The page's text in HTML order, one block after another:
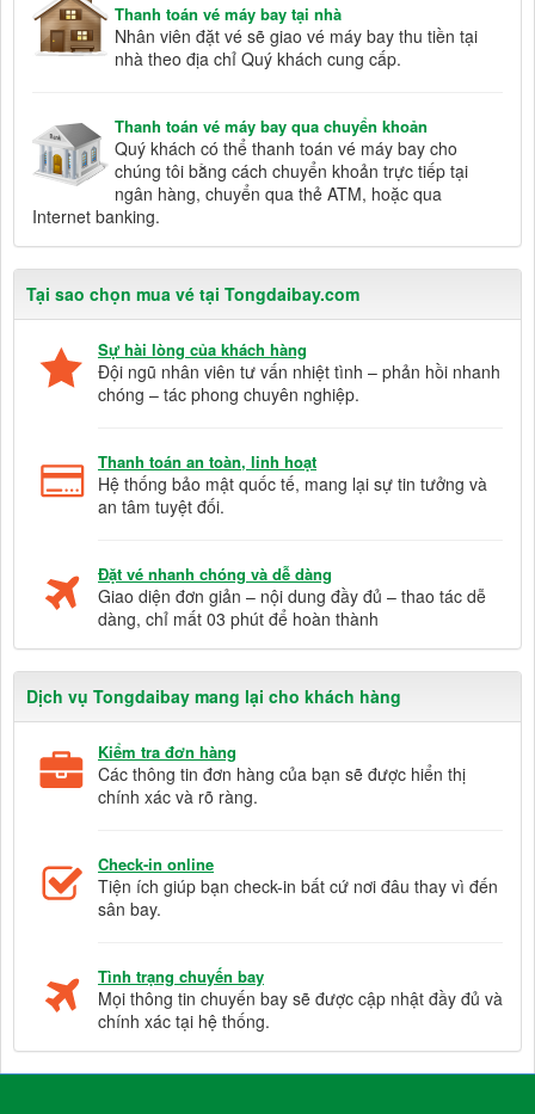
Thanh toán vé máy bay tại nhà
Nhân viên đặt vé sẽ giao vé máy bay thu tiền tại
nhà theo địa chỉ Quý khách cung cấp.
Thanh toán vé máy bay qua chuyển khoản
Quý khách có thể thanh toán vé máy bay cho
chúng tôi bằng cách chuyển khoản trực tiếp tại
ngân hàng, chuyển qua thẻ ATM, hoặc qua
Internet banking.
Tại sao chọn mua vé tại Tongdaibay.com
Sự hài lòng của khách hàng
Đội ngũ nhân viên tư vấn nhiệt tình – phản hồi nhanh
chóng – tác phong chuyên nghiệp.
Thanh toán an toàn, linh hoạt
Hệ thống bảo mật quốc tế, mang lại sự tin tưởng và
an tâm tuyệt đối.
Đặt vé nhanh chóng và dễ dàng
Giao diện đơn giản – nội dung đầy đủ – thao tác dễ
dàng, chỉ mất 03 phút để hoàn thành
Dịch vụ Tongdaibay mang lại cho khách hàng
Kiểm tra đơn hàng
Các thông tin đơn hàng của bạn sẽ được hiển thị
chính xác và rõ ràng.
Check-in online
Tiện ích giúp bạn check-in bất cứ nơi đâu thay vì đến
sân bay.
Tình trạng chuyến bay
Mọi thông tin chuyến bay sẽ được cập nhật đầy đủ và
chính xác tại hệ thống.